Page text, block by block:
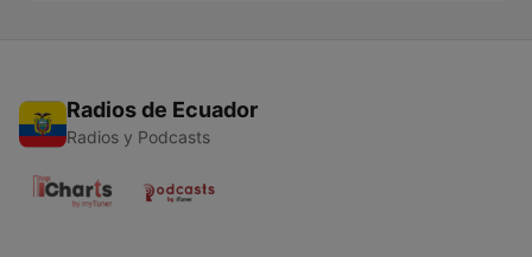
Radios de Ecuador
Radios y Podcasts